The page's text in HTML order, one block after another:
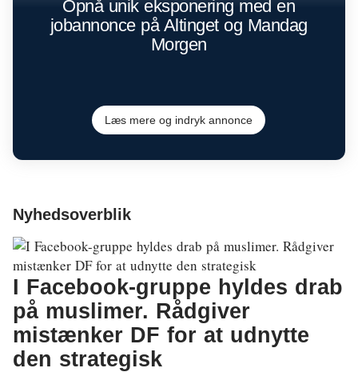
Opnå unik eksponering med en
jobannonce på Altinget og Mandag
Morgen
Læs mere og indryk annonce
Nyhedsoverblik
I Facebook-gruppe hyldes drab
på muslimer. Rådgiver
mistænker DF for at udnytte
den strategisk